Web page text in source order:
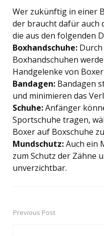
Wer zukünftig in einer
der braucht dafür auch
die aus den folgenden
Boxhandschuhe:
Boxhandschuhen
Handgelenke von
Bandagen: Bandagen
und minimieren das
Schuhe:Anfänger
Sportschuhe tragen,
Boxer auf Boxschuhe
Mundschutz:Auch ein
zum Schutz der Zähne
unverzichtbar.
PostPrevious Post